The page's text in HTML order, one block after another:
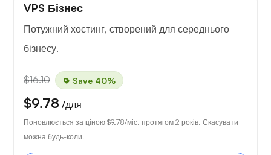
VPS Бізнес
Потужний хостинг, створений для середнього
бізнесу.
$16.10 Save 40%
$9.78 /для
Поновлюється за ціною $9.78/міс. протягом 2 років. Скасувати
можна будь-коли.